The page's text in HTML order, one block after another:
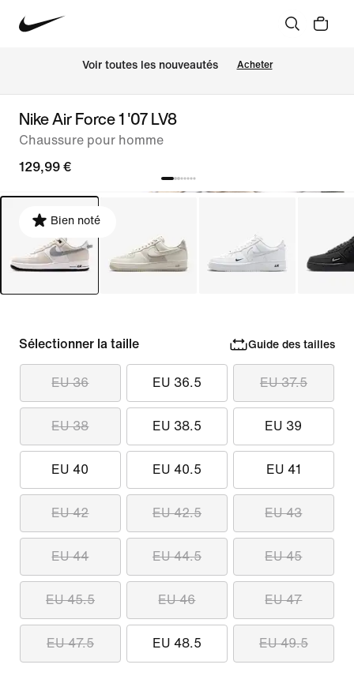
Voir toutes les nouveautés Acheter
Nike Air Force 1 '07 LV8
Chaussure pour homme
129,99 €
Bien noté
Sélectionner la taille Guide des tailles
EU 36 EU 36.5 EU 37.5
EU 38 EU 38.5 EU 39
EU 40 EU 40.5 EU 41
EU 42 EU 42.5 EU 43
EU 44 EU 44.5 EU 45
EU 45.5 EU 46 EU 47
EU 47.5 EU 48.5 EU 49.5